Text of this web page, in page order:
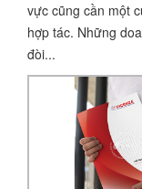
vực cũng cần một
hợp tác. Những
đòi...